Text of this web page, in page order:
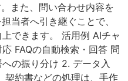
また、問い合わせ内容を
当者へ引き継ぐことで、
できます。 活用例 AIチャ
FAQの自動検索・回答 問
の振り分け 2. データ入
契約書などの処理は、手作